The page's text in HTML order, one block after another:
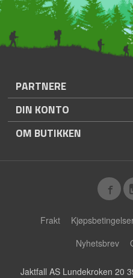
PARTNERE
DIN KONTO
OM BUTIKKEN
Frakt
Nyhetsbrev
Jaktfall AS Lundekroken 20